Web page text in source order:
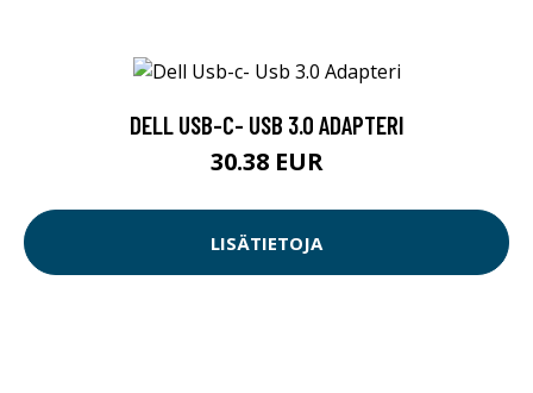
DELL USB-C- USB 3.0 ADAPTERI
30.38 EUR
LISÄTIETOJA